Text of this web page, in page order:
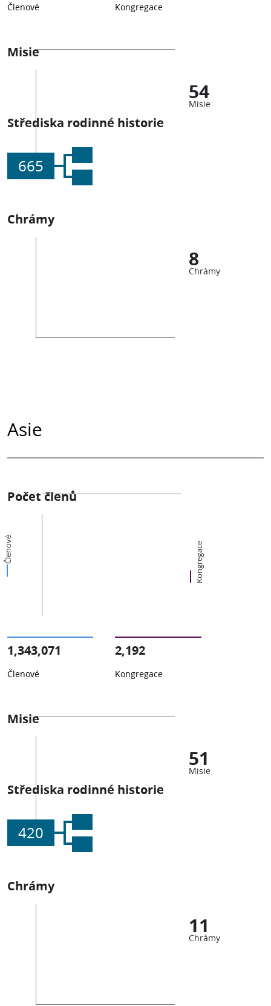
Členové Kongregace
Misie
54
Misie
Střediska rodinné historie
665
Chrámy
8
Chrámy
Asie
Počet členů
Členové Kongregace
1,343,071
Členové
2,192
Kongregace
Misie
51
Misie
Střediska rodinné historie
420
Chrámy
11
Chrámy